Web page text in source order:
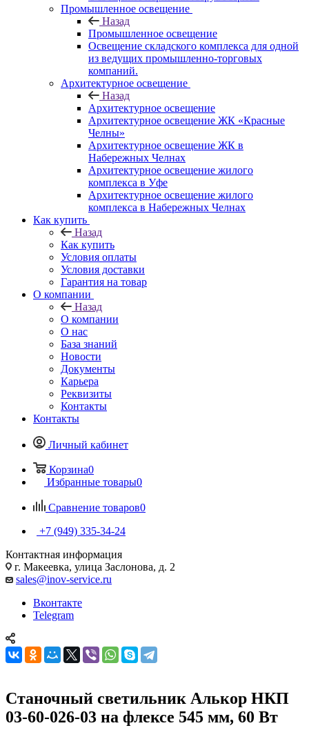
Промышленное освещение
Назад
Промышленное освещение
Освещение складского комплекса для одной
из ведущих промышленно-торговых
компаний.
Архитектурное освещение
Назад
Архитектурное освещение
Архитектурное освещение ЖК «Красные
Челны»
Архитектурное освещение ЖК в
Набережных Челнах
Архитектурное освещение жилого
комплекса в Уфе
Архитектурное освещение жилого
комплекса в Набережных Челнах
Как купить
Назад
Как купить
Условия оплаты
Условия доставки
Гарантия на товар
О компании
Назад
О компании
О нас
База знаний
Новости
Документы
Карьера
Реквизиты
Контакты
Контакты
Личный кабинет
Корзина0
Избранные товары0
Сравнение товаров0
+7 (949) 335-34-24
Контактная информация
г. Макеевка, улица Заслонова, д. 2
sales@inov-service.ru
Вконтакте
Telegram
Станочный светильник Алькор НКП
03-60-026-03 на флексе 545 мм, 60 Вт